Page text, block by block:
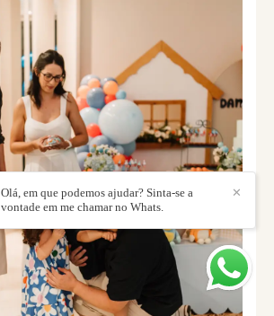
✕
Olá, em que podemos ajudar? Sinta-se a
vontade em me chamar no Whats.